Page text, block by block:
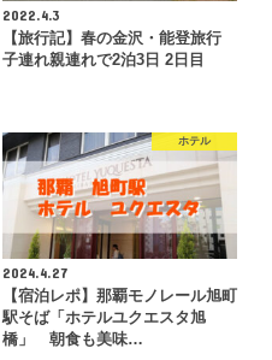
2022.4.3
【旅行記】春の金沢・能登旅行
子連れ親連れで2泊3日 2日目
ホテル
2024.4.27
【宿泊レポ】那覇モノレール旭町
駅そば「ホテルユクエスタ旭
橋」 朝食も美味…